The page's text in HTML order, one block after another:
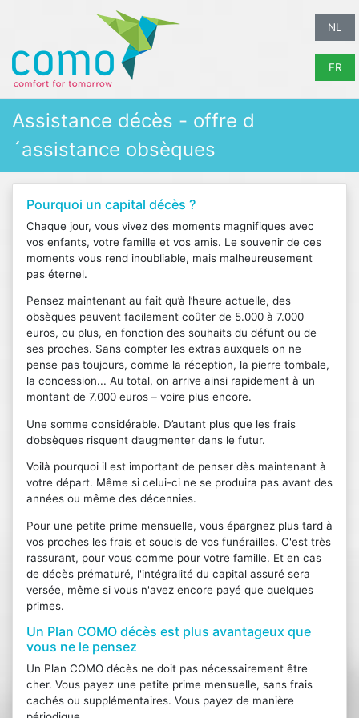
NL
FR
Assistance décès - offre d
´assistance obsèques
Pourquoi un capital décès ?
Chaque jour, vous vivez des moments magnifiques avec
vos enfants, votre famille et vos amis. Le souvenir de ces
moments vous rend inoubliable, mais malheureusement
pas éternel.
Pensez maintenant au fait qu’à l’heure actuelle, des
obsèques peuvent facilement coûter de 5.000 à 7.000
euros, ou plus, en fonction des souhaits du défunt ou de
ses proches. Sans compter les extras auxquels on ne
pense pas toujours, comme la réception, la pierre tombale,
la concession... Au total, on arrive ainsi rapidement à un
montant de 7.000 euros – voire plus encore.
Une somme considérable. D’autant plus que les frais
d’obsèques risquent d’augmenter dans le futur.
Voilà pourquoi il est important de penser dès maintenant à
votre départ. Même si celui-ci ne se produira pas avant des
années ou même des décennies.
Pour une petite prime mensuelle, vous épargnez plus tard à
vos proches les frais et soucis de vos funérailles. C'est très
rassurant, pour vous comme pour votre famille. Et en cas
de décès prématuré, l'intégralité du capital assuré sera
versée, même si vous n'avez encore payé que quelques
primes.
Un Plan COMO décès est plus avantageux que
vous ne le pensez
Un Plan COMO décès ne doit pas nécessairement être
cher. Vous payez une petite prime mensuelle, sans frais
cachés ou supplémentaires. Vous payez de manière